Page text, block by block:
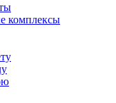
комплексы